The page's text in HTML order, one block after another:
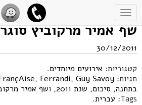
Toggle
navigation
שף אמיר מרקוביץ
30/12/2011
קטגוריות: אירועים מיוחדים.
תגיות:
, Ferrandi, Guy Savoy
בתחנה, סיכום, שנת 2011 , ושף אמיר
Tags: עברית.